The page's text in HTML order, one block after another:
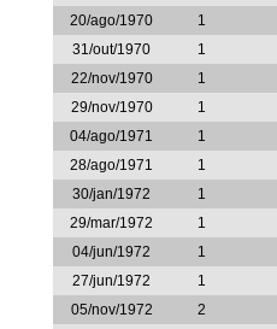
20/ago/1970
1
31/out/1970
1
22/nov/1970
1
29/nov/1970
1
04/ago/1971
1
28/ago/1971
1
30/jan/1972
1
29/mar/1972
1
04/jun/1972
1
27/jun/1972
1
05/nov/1972
2